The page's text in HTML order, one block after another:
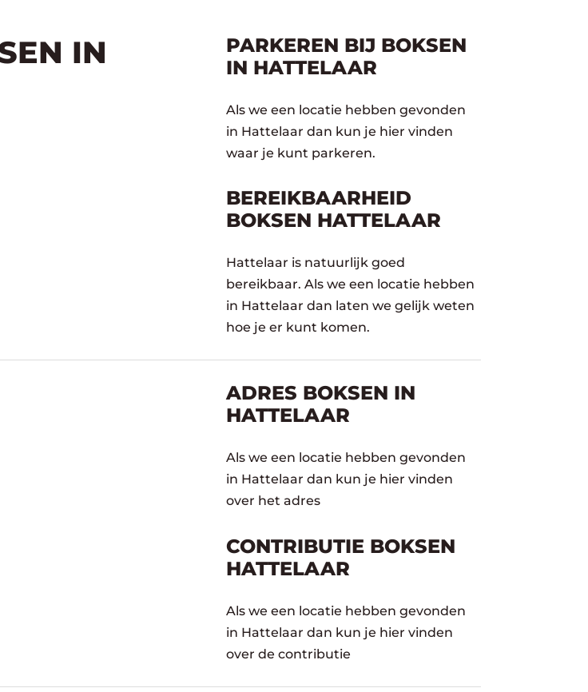
IN
PARKEREN BIJ BOKSEN
IN HATTELAAR
Als we een locatie hebben gevonden
in Hattelaar dan kun je hier vinden
waar je kunt parkeren.
BEREIKBAARHEID
BOKSEN HATTELAAR
Hattelaar is natuurlijk goed
bereikbaar. Als we een locatie hebben
in Hattelaar dan laten we gelijk weten
hoe je er kunt komen.
ADRES BOKSEN IN
HATTELAAR
Als we een locatie hebben gevonden
in Hattelaar dan kun je hier vinden
over het adres
CONTRIBUTIE BOKSEN
HATTELAAR
Als we een locatie hebben gevonden
in Hattelaar dan kun je hier vinden
over de contributie